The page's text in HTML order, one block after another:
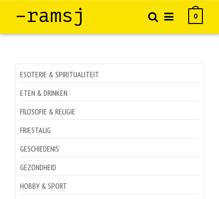
–ramsj 0
ESOTERIE & SPIRITUALITEIT
ETEN & DRINKEN
FILOSOFIE & RELIGIE
FRIESTALIG
GESCHIEDENIS
GEZONDHEID
HOBBY & SPORT